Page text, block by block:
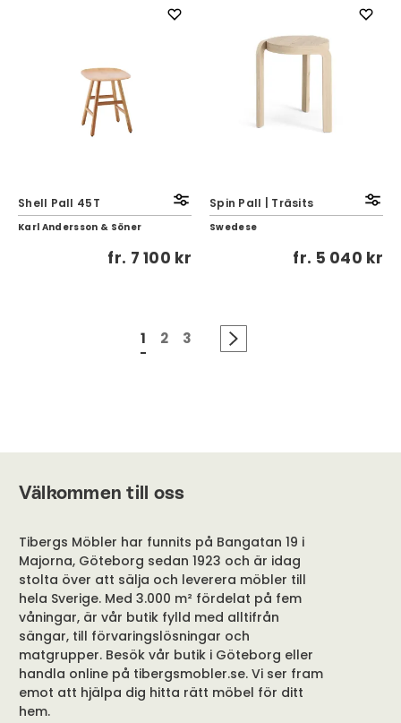
Shell Pall 45T
Karl Andersson & Söner
fr. 7 100 kr
Spin Pall | Träsits
Swedese
fr. 5 040 kr
1 2 3
Välkommen till oss
Tibergs Möbler har funnits på Bangatan 19 i
Majorna, Göteborg sedan 1923 och är idag
stolta över att sälja och leverera möbler till
hela Sverige. Med 3.000 m² fördelat på fem
våningar, är vår butik fylld med alltifrån
sängar, till förvaringslösningar och
matgrupper. Besök vår butik i Göteborg eller
handla online på tibergsmobler.se. Vi ser fram
emot att hjälpa dig hitta rätt möbel för ditt
hem.